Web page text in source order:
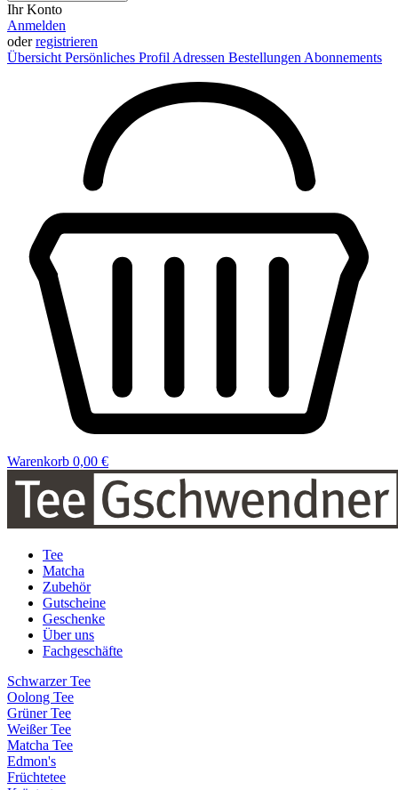
Ihr Konto
Anmelden
oderregistrieren
Übersicht Persönliches Profil Adressen Bestellungen Abonnements
Warenkorb 0,00 €
Tee
Matcha
Zubehör
Gutscheine
Geschenke
Über uns
Fachgeschäfte
Schwarzer Tee
Oolong Tee
Grüner Tee
Weißer Tee
Matcha Tee
Edmon's
Früchtetee